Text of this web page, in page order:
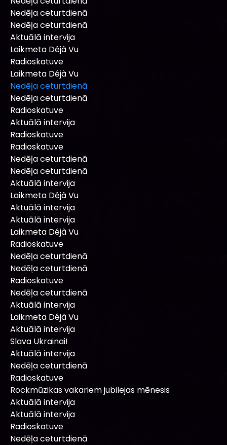
Nedēļa ceturtdienā
Nedēļa ceturtdienā
Aktuālā intervija
Laikmeta Déjà Vu
Radioskatuve
Laikmeta Déjà Vu
Nedēļa ceturtdienā
Nedēļa ceturtdienā
Radioskatuve
Aktuālā intervija
Radioskatuve
Radioskatuve
Nedēļa ceturtdienā
Nedēļa ceturtdienā
Aktuālā intervija
Laikmeta Déjà Vu
Aktuālā intervija
Aktuālā intervija
Laikmeta Déjà Vu
Radioskatuve
Nedēļa ceturtdienā
Nedēļa ceturtdienā
Radioskatuve
Nedēļa ceturtdienā
Aktuālā intervija
Laikmeta Déjà Vu
Aktuālā intervija
Slava Ukrainai!
Aktuālā intervija
Nedēļa ceturtdienā
Radioskatuve
Rockmūzikas vakariem jubilejas mēnesis
Aktuālā intervija
Aktuālā intervija
Radioskatuve
Nedēļa ceturtdienā